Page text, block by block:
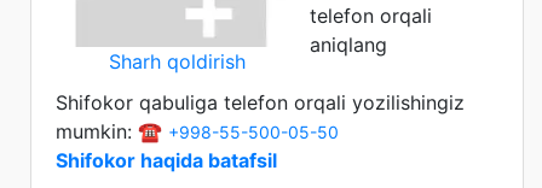
Sharh qoldirish
telefon orqali
aniqlang
Shifokor qabuliga telefon orqali yozilishingiz
mumkin: ☎️ +998-55-500-05-50
Shifokor haqida batafsil